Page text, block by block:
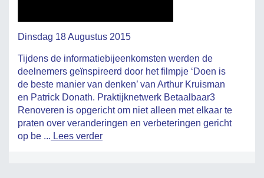
Dinsdag 18 Augustus 2015
Tijdens de informatiebijeenkomsten werden de
deelnemers geïnspireerd door het filmpje ‘Doen is
de beste manier van denken’ van Arthur Kruisman
en Patrick Donath. Praktijknetwerk Betaalbaar3
Renoveren is opgericht om niet alleen met elkaar te
praten over veranderingen en verbeteringen gericht
op be ... Lees verder